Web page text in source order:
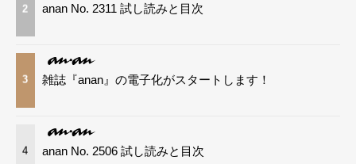
2 anan No. 2311 試し読みと目次
3 雑誌『anan』の電子化がスタートします！
4 anan No. 2506 試し読みと目次